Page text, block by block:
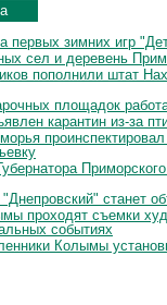
первых зимних игр
сел и деревень
пополнили штат
площадок
карантин из-за
станет
проходят съемки
событиях
Колымы